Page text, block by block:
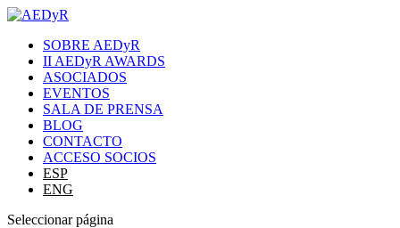
SOBRE AEDyR
II AEDyR AWARDS
ASOCIADOS
EVENTOS
SALA DE PRENSA
BLOG
CONTACTO
ACCESO SOCIOS
ESP
ENG
Seleccionar página